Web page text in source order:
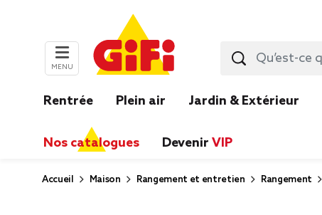
MENU
Rentrée Plein air Jardin & Extérieur
Nos catalogues Devenir VIP
Accueil Maison Rangement et entretien Rangement